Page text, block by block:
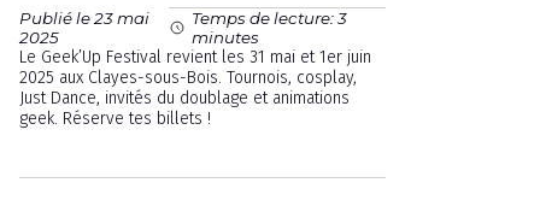
Publié le 23 mai
2025
Temps de lecture: 3
minutes
Le Geek’Up Festival revient les 31 mai et 1er juin
2025 aux Clayes-sous-Bois. Tournois, cosplay,
Just Dance, invités du doublage et animations
geek. Réserve tes billets !